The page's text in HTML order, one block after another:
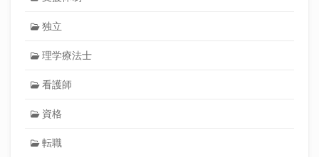
独立
理学療法士
看護師
資格
転職